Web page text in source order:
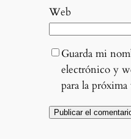
Web
Guarda mi
electrónico y
para la